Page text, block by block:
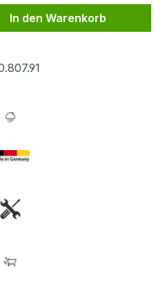
den
In den Warenkorb